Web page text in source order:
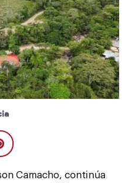
Camacho, continúa